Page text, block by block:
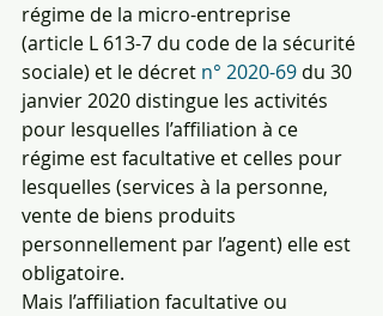
régime de la micro-entreprise
(article L 613-7 du code de la sécurité
sociale) et le décret n° 2020-69 du 30
janvier 2020 distingue les activités
pour lesquelles l’affiliation à ce
régime est facultative et celles pour
lesquelles (services à la personne,
vente de biens produits
personnellement par l’agent) elle est
obligatoire.
Mais l’affiliation facultative ou